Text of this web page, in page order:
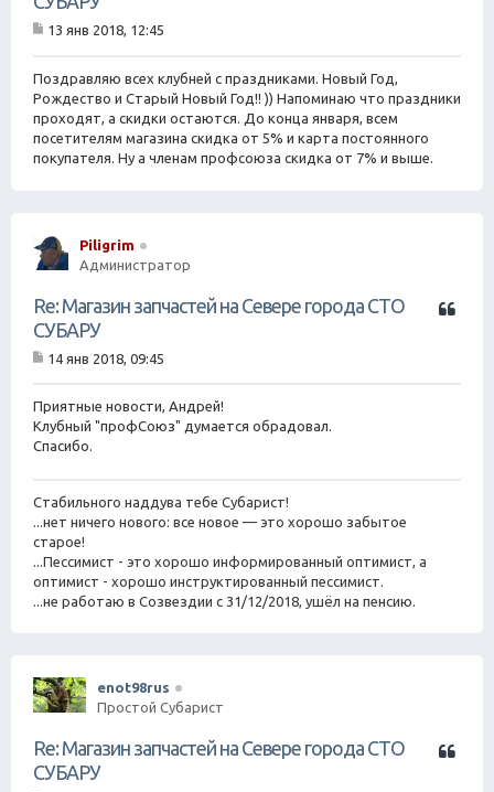
о
б
е
н
и
13 янв 2018, 12:45
Поздравляю всех клубней с праздниками. Новый Год,
Рождество и Старый Новый Год!! )) Напоминаю что праздники
проходят, а скидки остаются. До конца января, всем
посетителям магазина скидка от 5% и карта постоянного
покупателя. Ну а членам профсоюза скидка от 7% и выше.
Piligrim
Администратор
Ц
Re: Магазин запчастей на Севере города СТО
СУБАРУ
о
б
щ
е
е
14 янв 2018, 09:45
Приятные новости, Андрей!
Клубный "профСоюз" думается обрадовал.
Спасибо.
Стабильного наддува тебе Субарист!
...нет ничего нового: все новое — это хорошо забытое
старое!
...Пессимист - это хорошо информированный оптимист, а
оптимист - хорошо инструктированный пессимист.
...не работаю в Созвездии с 31/12/2018, ушёл на пенсию.
enot98rus
Простой Субарист
Ц
Re: Магазин запчастей на Севере города СТО
СУБАРУ